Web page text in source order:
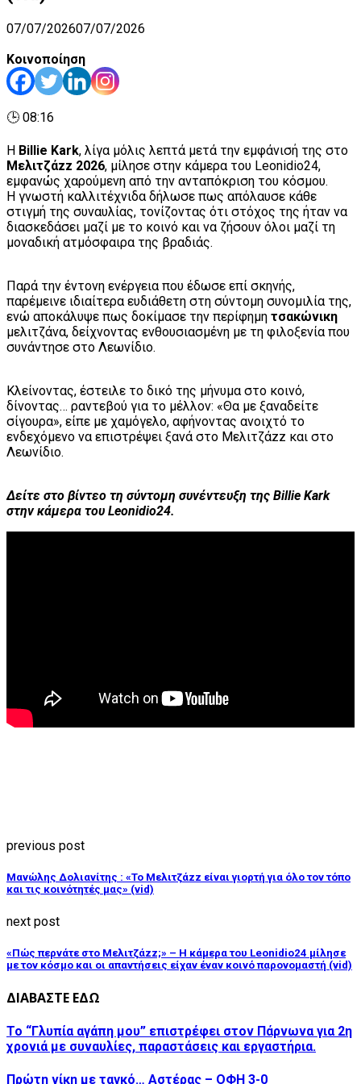
07/07/202607/07/2026
Κοινοποίηση
🕒 08:16
Η Billie Kark, λίγα μόλις λεπτά μετά την εμφάνισή της στο
Μελιτζάzz 2026, μίλησε στην κάμερα του Leonidio24,
εμφανώς χαρούμενη από την ανταπόκριση του κόσμου.
Η γνωστή καλλιτέχνιδα δήλωσε πως απόλαυσε κάθε
στιγμή της συναυλίας, τονίζοντας ότι στόχος της ήταν να
διασκεδάσει μαζί με το κοινό και να ζήσουν όλοι μαζί τη
μοναδική ατμόσφαιρα της βραδιάς.
Παρά την έντονη ενέργεια που έδωσε επί σκηνής,
παρέμεινε ιδιαίτερα ευδιάθετη στη σύντομη συνομιλία της,
ενώ αποκάλυψε πως δοκίμασε την περίφημη τσακώνικη
μελιτζάνα, δείχνοντας ενθουσιασμένη με τη φιλοξενία που
συνάντησε στο Λεωνίδιο.
Κλείνοντας, έστειλε το δικό της μήνυμα στο κοινό,
δίνοντας… ραντεβού για το μέλλον: «Θα με ξαναδείτε
σίγουρα», είπε με χαμόγελο, αφήνοντας ανοιχτό το
ενδεχόμενο να επιστρέψει ξανά στο Μελιτζάzz και στο
Λεωνίδιο.
Δείτε στο βίντεο τη σύντομη συνέντευξη της Billie Kark
στην κάμερα του Leonidio24.
previous post
Μανώλης Δολιανίτης : «Το Μελιτζάzz είναι γιορτή για όλο τον τόπο
και τις κοινότητές μας» (vid)
next post
«Πώς περνάτε στο Μελιτζάzz;» – Η κάμερα του Leonidio24 μίλησε
με τον κόσμο και οι απαντήσεις είχαν έναν κοινό παρονομαστή (vid)
ΔΙΑΒΑΣΤΕ ΕΔΩ
Το “Γλυπία αγάπη μου” επιστρέφει στον Πάρνωνα για 2η
χρονιά με συναυλίες, παραστάσεις και εργαστήρια.
Πρώτη νίκη με ταγκό… Αστέρας – ΟΦΗ 3-0